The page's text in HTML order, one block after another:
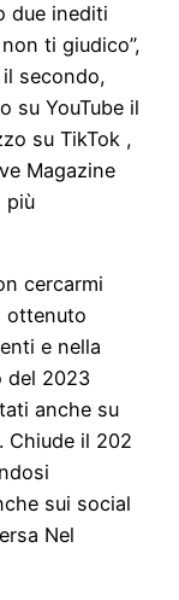
due inediti
ti giudico”,
secondo,
su YouTube il
su TikTok ,
Magazine
più
cercarmi
ottenuto
e nella
del 2023
anche su
Chiude il 202
sui social
Nel